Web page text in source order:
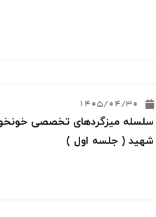
1405/04/30
سلسله میزگردهای تخصصی
شهید ( جلسه اول )